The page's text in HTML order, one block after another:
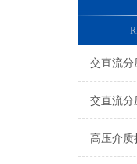
交直流分
交直流分